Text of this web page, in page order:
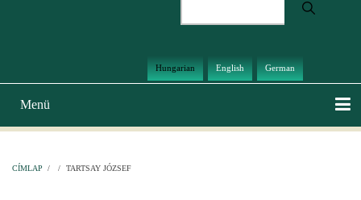
Hungarian English German
Main
navigation
Menü
CÍMLAP / / TARTSAY JÓZSEF